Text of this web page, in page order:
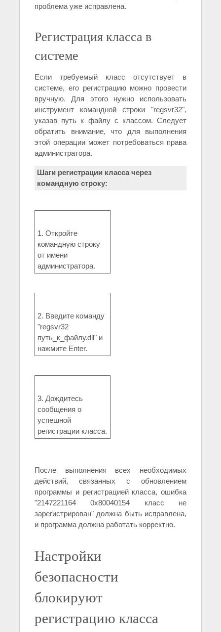
проблема уже исправлена.
Регистрация класса в
системе
Если требуемый класс отсутствует в
системе, его регистрацию можно провести
вручную. Для этого нужно использовать
инструмент командной строки "regsvr32",
указав путь к файлу с классом. Следует
обратить внимание, что для выполнения
этой операции может потребоваться права
администратора.
Шаги регистрации класса через
командную строку:
1. Откройте
командную строку
от имени
администратора.
2. Введите команду
"regsvr32
путь_к_файлу.dll" и
нажмите Enter.
3. Дождитесь
сообщения о
успешной
регистрации класса.
После выполнения всех необходимых
действий, связанных с обновлением
программы и регистрацией класса, ошибка
"2147221164 0x80040154 класс не
зарегистрирован" должна быть исправлена,
и программа должна работать корректно.
Настройки
безопасности
блокируют
регистрацию класса